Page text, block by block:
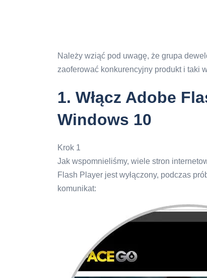
Należy wziąć pod uwagę, że grupa
zaoferować konkurencyjny produkt i taki
1. Włącz Adobe
Windows 10
Krok 1
Jak wspomnieliśmy, wiele stron
Flash Player jest wyłączony, podczas
komunikat: